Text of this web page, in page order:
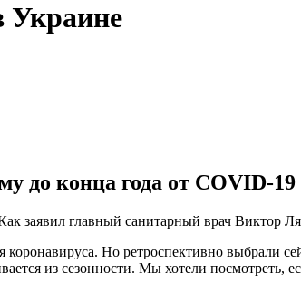
Украине
до конца года от COVID-
заявил главный санитарный врач Виктор
Но ретроспективно выбрали
из сезонности. Мы хотели посмотреть,